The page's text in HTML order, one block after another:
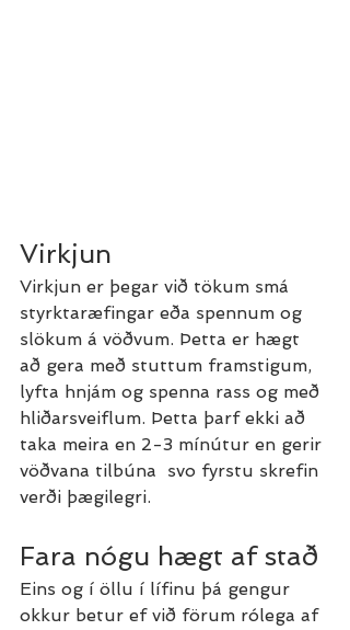
Virkjun
Virkjun er þegar við tökum smá
styrktaræfingar eða spennum og
slökum á vöðvum. Þetta er hægt
að gera með stuttum framstigum,
lyfta hnjám og spenna rass og með
hliðarsveiflum. Þetta þarf ekki að
taka meira en 2-3 mínútur en gerir
vöðvana tilbúna  svo fyrstu skrefin
verði þægilegri.
Fara nógu hægt af stað
Eins og í öllu í lífinu þá gengur
okkur betur ef við förum rólega af